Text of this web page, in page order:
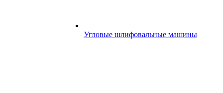
Угловые шлифовальные машины